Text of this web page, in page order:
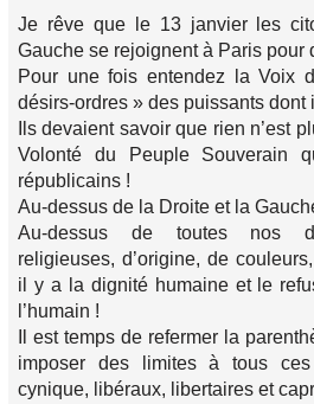
Je rêve que le 13 janvier les
Gauche se rejoignent à Paris pour
Pour une fois entendez la Voix
désirs-ordres » des puissants dont
Ils devaient savoir que rien n’est
Volonté du Peuple Souverain
républicains !
Au-dessus de la Droite et la
Au-dessus de toutes nos
religieuses, d’origine, de
il y a la dignité humaine et le
l’humain !
Il est temps de refermer la
imposer des limites à tous ces
cynique, libéraux, libertaires et